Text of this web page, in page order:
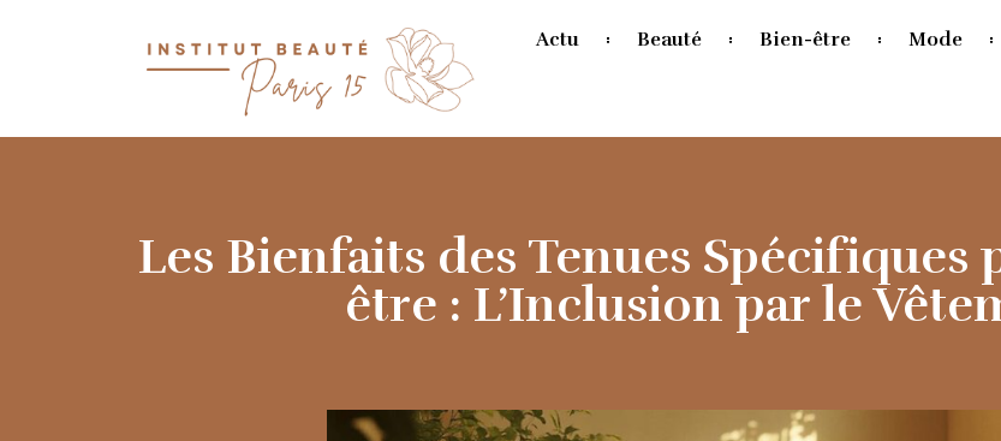
Actu Beauté Bien-être Mode
Les Bienfaits des Tenues Spécifiques
être : L’Inclusion par le